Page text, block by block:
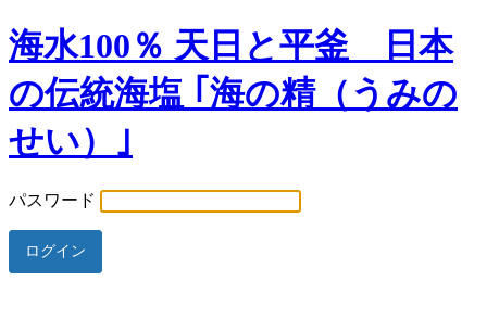
海水100％ 天日と平釜 日本
の伝統海塩 ｢海の精（うみの
せい）｣
パスワード